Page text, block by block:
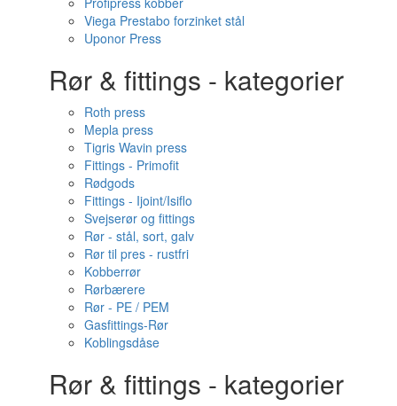
Viega Prestabo forzinket stål
Uponor Press
Rør & fittings - kategorier
Roth press
Mepla press
Tigris Wavin press
Fittings - Primofit
Rødgods
Fittings - Ijoint/Isiflo
Svejserør og fittings
Rør - stål, sort, galv
Rør til pres - rustfri
Kobberrør
Rørbærere
Rør - PE / PEM
Gasfittings-Rør
Koblingsdåse
Rør & fittings - kategorier